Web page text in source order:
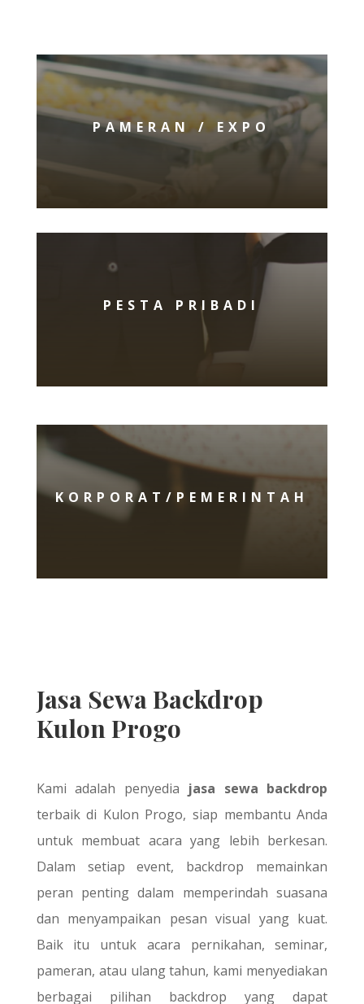
PAMERAN / EXPO
PESTA PRIBADI
KORPORAT/PEMERINTAH
Jasa Sewa Backdrop
Kulon Progo
Kami adalah penyedia jasa sewa backdrop
terbaik di Kulon Progo, siap membantu Anda
untuk membuat acara yang lebih berkesan.
Dalam setiap event, backdrop memainkan
peran penting dalam memperindah suasana
dan menyampaikan pesan visual yang kuat.
Baik itu untuk acara pernikahan, seminar,
pameran, atau ulang tahun, kami menyediakan
berbagai pilihan backdrop yang dapat